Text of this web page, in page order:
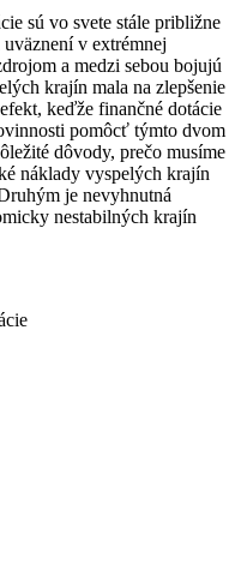
sú vo svete stále približne
v extrémnej
a medzi sebou bojujú
krajín mala na zlepšenie
keďže finančné dotácie
pomôcť týmto dvom
dôvody, prečo musíme
náklady vyspelých krajín
je nevyhnutná
nestabilných krajín